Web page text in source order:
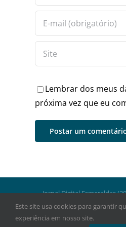
Lembrar dos meus
próxima vez que eu
Jornal Digital Esmeraldas
Este site usa cookies para garantir
experiência em nosso site.